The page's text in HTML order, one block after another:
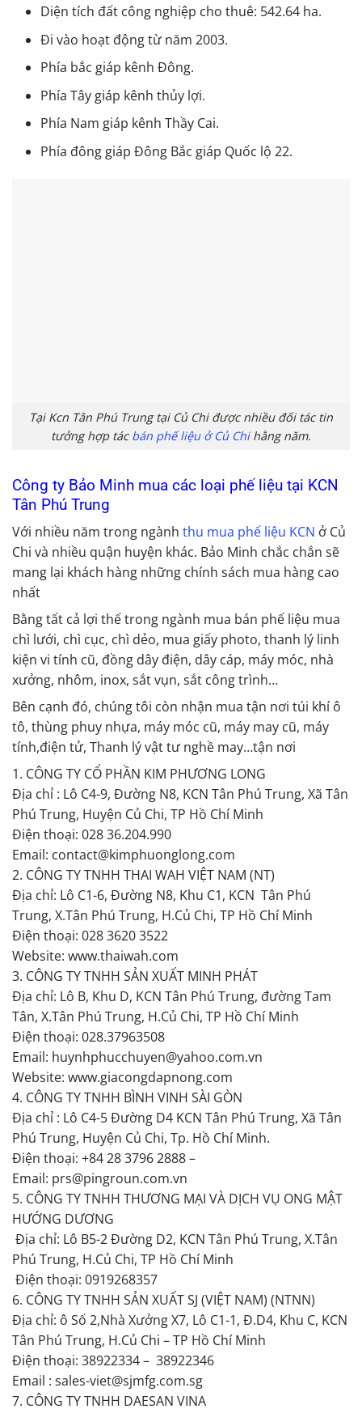
Diện tích đất công nghiệp cho thuê: 542.64 ha.
Đi vào hoạt động từ năm 2003.
Phía bắc giáp kênh Đông.
Phía Tây giáp kênh thủy lợi.
Phía Nam giáp kênh Thầy Cai.
Phía đông giáp Đông Bắc giáp Quốc lộ 22.
Tại Kcn Tân Phú Trung tại Củ Chi được nhiều đối tác tin
tưởng hợp tác bán phế liệu ở Củ Chihằng năm.
Công ty Bảo Minh mua các loại phế liệu tại KCN
Tân Phú Trung
Với nhiều năm trong ngành thu mua phế liệu KCN ở Củ
Chi và nhiều quận huyện khác. Bảo Minh chắc chắn sẽ
mang lại khách hàng những chính sách mua hàng cao
nhất
Bằng tất cả lợi thế trong ngành mua bán phế liệu mua
chì lưới, chì cục, chì dẻo, mua giấy photo, thanh lý linh
kiện vi tính cũ, đồng dây điện, dây cáp, máy móc, nhà
xưởng, nhôm, inox, sắt vụn, sắt công trình…
Bên cạnh đó, chúng tôi còn nhận mua tận nơi túi khí ô
tô, thùng phuy nhựa, máy móc cũ, máy may cũ, máy
tính,điện tử, Thanh lý vật tư nghề may…tận nơi
1. CÔNG TY CỔ PHẦN KIM PHƯƠNG LONG
Địa chỉ : Lô C4-9, Đường N8, KCN Tân Phú Trung, Xã Tân
Phú Trung, Huyện Củ Chi, TP Hồ Chí Minh
Điện thoại: 028 36.204.990
Email: contact@kimphuonglong.com
2. CÔNG TY TNHH THAI WAH VIỆT NAM (NT)
Địa chỉ: Lô C1-6, Đường N8, Khu C1, KCN Tân Phú
Trung, X.Tân Phú Trung, H.Củ Chi, TP Hồ Chí Minh
Điện thoại: 028 3620 3522
Website: www.thaiwah.com
3. CÔNG TY TNHH SẢN XUẤT MINH PHÁT
Địa chỉ: Lô B, Khu D, KCN Tân Phú Trung, đường Tam
Tân, X.Tân Phú Trung, H.Củ Chi, TP Hồ Chí Minh
Điện thoại: 028.37963508
Email: huynhphucchuyen@yahoo.com.vn
Website: www.giacongdapnong.com
4. CÔNG TY TNHH BÌNH VINH SÀI GÒN
Địa chỉ : Lô C4-5 Đường D4 KCN Tân Phú Trung, Xã Tân
Phú Trung, Huyện Củ Chi, Tp. Hồ Chí Minh.
Điện thoại: +84 28 3796 2888 –
Email: prs@pingroun.com.vn
5. CÔNG TY TNHH THƯƠNG MẠI VÀ DỊCH VỤ ONG MẬT
HƯỚNG DƯƠNG
Địa chỉ: Lô B5-2 Đường D2, KCN Tân Phú Trung, X.Tân
Phú Trung, H.Củ Chi, TP Hồ Chí Minh
Điện thoại: 0919268357
6. CÔNG TY TNHH SẢN XUẤT SJ (VIỆT NAM) (NTNN)
Địa chỉ: ô Số 2,Nhà Xưởng X7, Lô C1-1, Đ.D4, Khu C, KCN
Tân Phú Trung, H.Củ Chi – TP Hồ Chí Minh
Điện thoại: 38922334 – 38922346
Email : sales-viet@sjmfg.com.sg
7. CÔNG TY TNHH DAESAN VINA